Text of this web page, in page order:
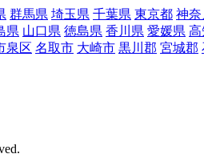
群馬県 埼玉県 千葉県 東京都 神奈
県 山口県 徳島県 香川県 愛媛県 高
泉区 名取市 大崎市 黒川郡 宮城郡